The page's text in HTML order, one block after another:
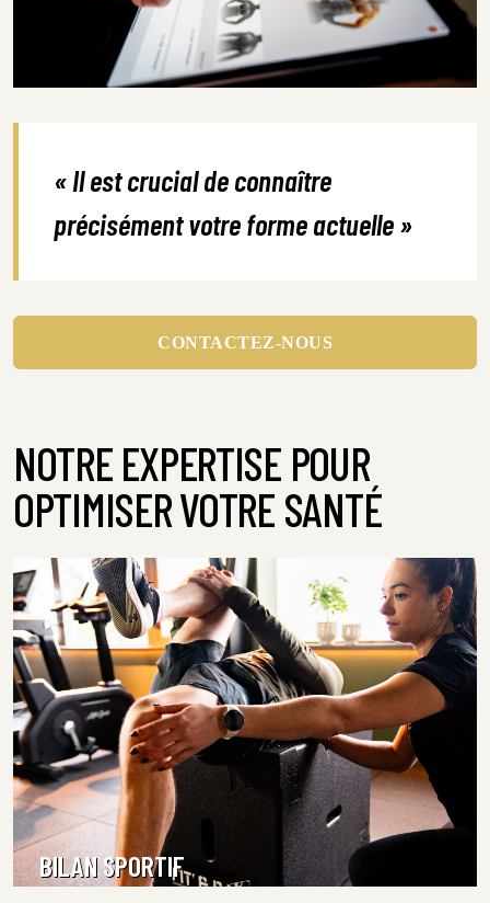
« Il est crucial de connaître
précisément votre forme actuelle »
CONTACTEZ-NOUS
NOTRE EXPERTISE POUR
OPTIMISER VOTRE SANTÉ
BILAN SPORTIF